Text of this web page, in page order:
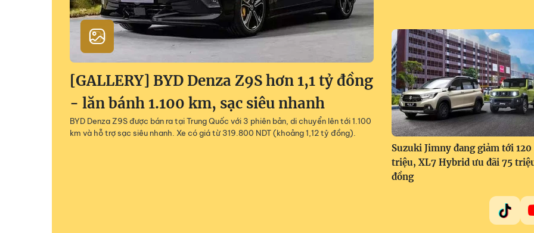
[GALLERY] BYD Denza Z9S hơn 1,1 tỷ đồng
- lăn bánh 1.100 km, sạc siêu nhanh
BYD Denza Z9S được bán ra tại Trung Quốc với 3 phiên bản, di chuyển lên tới 1.100
km và hỗ trợ sạc siêu nhanh. Xe có giá từ 319.800 NDT (khoảng 1,12 tỷ đồng).
Suzuki Jimny đang giảm tới 120
triệu, XL7 Hybrid ưu đãi 75
đồng